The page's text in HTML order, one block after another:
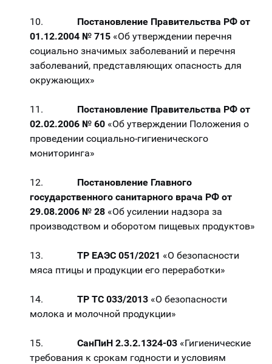
10. Постановление Правительства РФ от
01.12.2004 № 715 «Об утверждении перечня
социально значимых заболеваний и перечня
заболеваний, представляющих опасность для
окружающих»
11. Постановление Правительства РФ от
02.02.2006 № 60 «Об утверждении Положения о
проведении социально-гигиенического
мониторинга»
12. Постановление Главного
государственного санитарного врача РФ от
29.08.2006 № 28 «Об усилении надзора за
производством и оборотом пищевых продуктов»
13. ТР ЕАЭС 051/2021 «О безопасности
мяса птицы и продукции его переработки»
14. ТР ТС 033/2013 «О безопасности
молока и молочной продукции»
15. СанПиН 2.3.2.1324-03 «Гигиенические
требования к срокам годности и условиям